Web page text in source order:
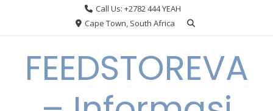
Call Us: +2782 444 YEAH
Cape Town, South Africa
FEEDSTOREVA